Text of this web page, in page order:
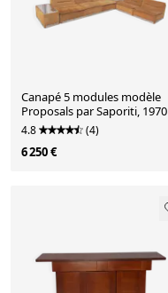
Canapé 5 modules modèle
Proposals par Saporiti, 1970
4.8 (4)
6 250 €